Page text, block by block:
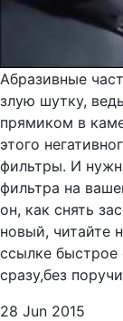
Абразивные
злую шутку,
прямиком в
этого
фильтры. И
фильтра на
он, как снять
новый, читайте
ссылке быстрое
сразу,без
28 Jun 2015